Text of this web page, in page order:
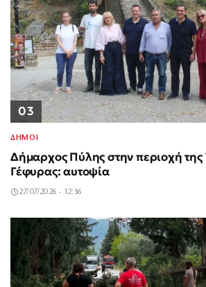
03
ΔΗΜΟΙ
Δήμαρχος Πύλης στην περιοχή της
Γέφυρας: αυτοψία
27/07/2026 - 12:36